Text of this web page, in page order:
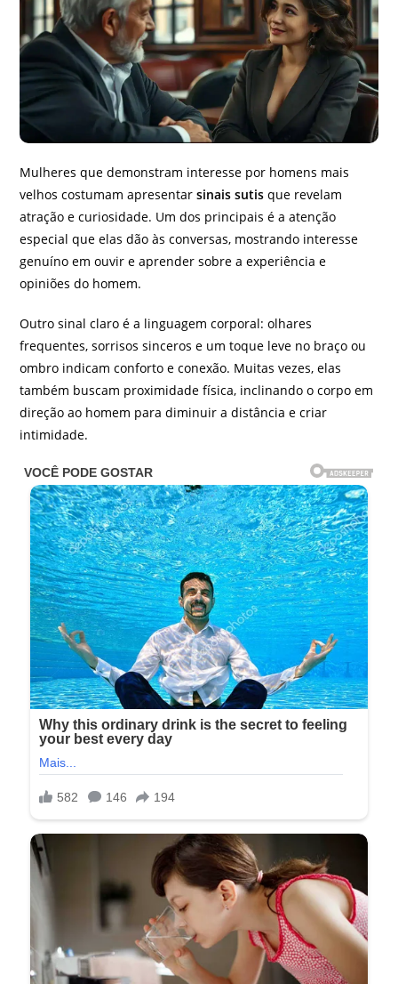
Mulheres que demonstram interesse por homens mais
velhos costumam apresentarsinais sutis que revelam
atração e curiosidade. Um dos principais é a atenção
especial que elas dão às conversas, mostrando interesse
genuíno em ouvir e aprender sobre a experiência e
opiniões do homem.
Outro sinal claro é a linguagem corporal: olhares
frequentes, sorrisos sinceros e um toque leve no braço ou
ombro indicam conforto e conexão. Muitas vezes, elas
também buscam proximidade física, inclinando o corpo em
direção ao homem para diminuir a distância e criar
intimidade.